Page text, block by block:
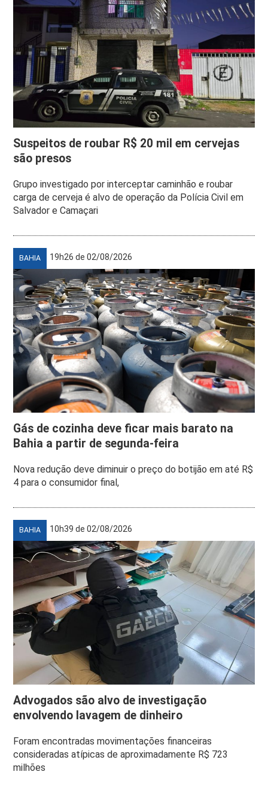
Suspeitos de roubar R$ 20 mil em cervejas
são presos
Grupo investigado por interceptar caminhão e roubar
carga de cerveja é alvo de operação da Polícia Civil em
Salvador e Camaçari
BAHIA 19h26 de 02/08/2026
Gás de cozinha deve ficar mais barato na
Bahia a partir de segunda-feira
Nova redução deve diminuir o preço do botijão em até R$
4 para o consumidor final,
BAHIA 10h39 de 02/08/2026
Advogados são alvo de investigação
envolvendo lavagem de dinheiro
Foram encontradas movimentações financeiras
consideradas atípicas de aproximadamente R$ 723
milhões